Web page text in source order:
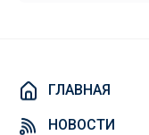
ГЛАВНАЯ
НОВОСТИ